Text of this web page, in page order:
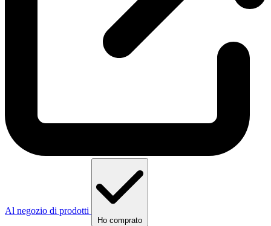
Al negozio di prodotti
Ho comprato